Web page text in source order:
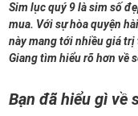
Sim lục quý 9 là sim số
mua. Với sự hòa quyện
này mang tới nhiều giá
Giang tìm hiểu rõ hơn về
Bạn đã hiểu gì về